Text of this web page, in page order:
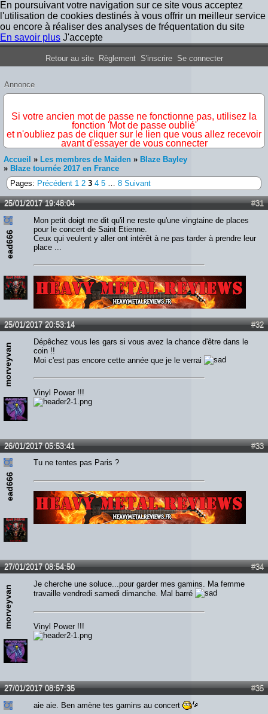
En poursuivant votre navigation sur ce site vous acceptez
l'utilisation de cookies destinés à vous offrir un meilleur service
ou encore à réaliser des analyses de fréquentation du site
En savoir plus J'accepte
Forum Iron Maiden France
Retour au site Règlement S'inscrire Se connecter
Annonce
Si votre ancien mot de passe ne fonctionne pas, utilisez la
fonction 'Mot de passe oublié'
et n'oubliez pas de cliquer sur le lien que vous allez recevoir
avant d'essayer de vous connecter
Accueil » Les membres de Maiden » Blaze Bayley
» Blaze tournée 2017 en France
Pages: Précédent 1 2 3 4 5 … 8 Suivant
#31
25/01/2017 19:48:04
ead666
Mon petit doigt me dit qu'il ne reste qu'une vingtaine de places
pour le concert de Saint Etienne.
Ceux qui veulent y aller ont intérêt à ne pas tarder à prendre leur
place ...
#32
25/01/2017 20:53:14
morveyvan
Dépêchez vous les gars si vous avez la chance d'être dans le
coin !!
Moi c'est pas encore cette année que je le verrai
Vinyl Power !!!
#33
26/01/2017 05:53:41
ead666
Tu ne tentes pas Paris ?
#34
27/01/2017 08:54:50
morveyvan
Je cherche une soluce...pour garder mes gamins. Ma femme
travaille vendredi samedi dimanche. Mal barré
Vinyl Power !!!
#35
27/01/2017 08:57:35
aie aie. Ben amène tes gamins au concert